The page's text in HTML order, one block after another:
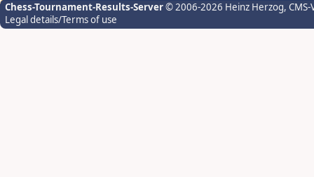
Chess-Tournament-Results-Server© 2006-2026 Heinz Herzog,
Legal details/Terms of use